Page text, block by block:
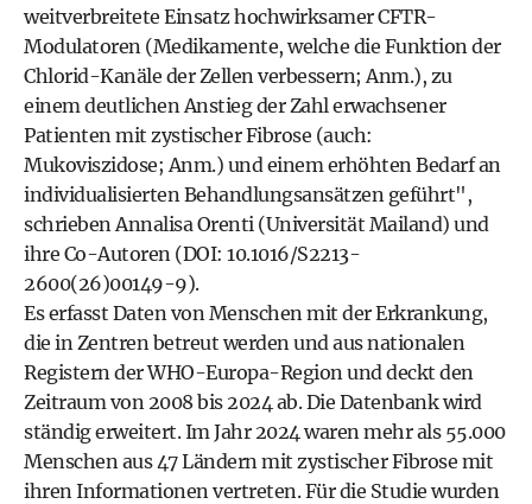
weitverbreitete Einsatz hochwirksamer CFTR-
Modulatoren (Medikamente, welche die Funktion der
Chlorid-Kanäle der Zellen verbessern; Anm.), zu
einem deutlichen Anstieg der Zahl erwachsener
Patienten mit zystischer Fibrose (auch:
Mukoviszidose; Anm.) und einem erhöhten Bedarf an
individualisierten Behandlungsansätzen geführt",
schrieben Annalisa Orenti (Universität Mailand) und
ihre Co-Autoren (DOI: 10.1016/S2213-
2600(26)00149-9).
Es erfasst Daten von Menschen mit der Erkrankung,
die in Zentren betreut werden und aus nationalen
Registern der WHO-Europa-Region und deckt den
Zeitraum von 2008 bis 2024 ab. Die Datenbank wird
ständig erweitert. Im Jahr 2024 waren mehr als 55.000
Menschen aus 47 Ländern mit zystischer Fibrose mit
ihren Informationen vertreten. Für die Studie wurden